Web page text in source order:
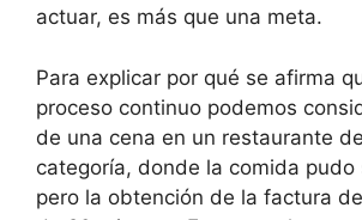
actuar, es más que una meta.
Para explicar por qué se afirma
proceso continuo podemos
de una cena en un restaurante
categoría, donde la comida pudo
pero la obtención de la factura